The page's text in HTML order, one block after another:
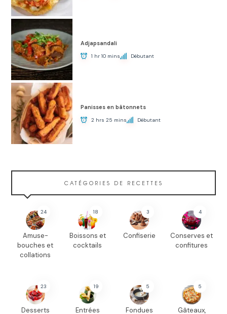
Adjapsandali
1 hr 10 mins Débutant
Panisses en bâtonnets
2 hrs 25 mins Débutant
CATÉGORIES DE RECETTES
24
Amuse-
bouches et
collations
18
Boissons et
cocktails
3
Confiserie
4
Conserves et
confitures
23
Desserts
19
Entrées
5
Fondues
5
Gâteaux,